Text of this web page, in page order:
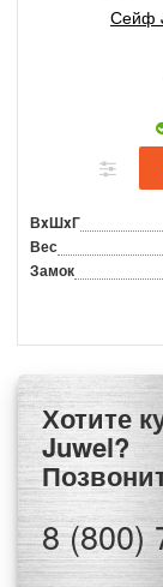
Сейф
ВxШxГ
Вес
Замок
Хотите купить продукцию из категории Сейфы
Juwel?
8 (800)